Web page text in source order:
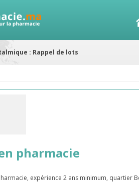
: Rappel de lots
pharmacie
expérience 2 ans minimum, quartier